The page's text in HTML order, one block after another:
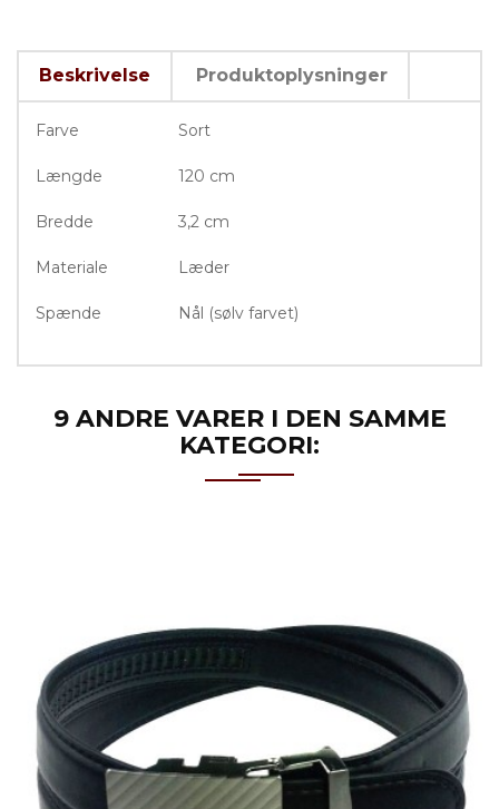
Beskrivelse Produktoplysninger
Farve Sort
Længde 120 cm
Bredde 3,2 cm
Materiale Læder
Spænde Nål (sølv farvet)
9 ANDRE VARER I DEN SAMME
KATEGORI: